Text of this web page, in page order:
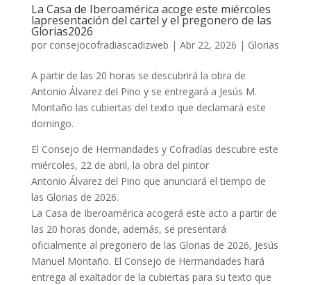
La Casa de Iberoamérica acoge este miércoles
lapresentación del cartel y el pregonero de las
Glorias2026
por consejocofradiascadizweb | Abr 22, 2026 | Glorias
A partir de las 20 horas se descubrirá la obra de
Antonio Álvarez del Pino y se entregará a Jesús M.
Montaño las cubiertas del texto que declamará este
domingo.
El Consejo de Hermandades y Cofradías descubre este
miércoles, 22 de abril, la obra del pintor
Antonio Álvarez del Pino que anunciará el tiempo de
las Glorias de 2026.
La Casa de Iberoamérica acogerá este acto a partir de
las 20 horas donde, además, se presentará
oficialmente al pregonero de las Glorias de 2026, Jesús
Manuel Montaño. El Consejo de Hermandades hará
entrega al exaltador de la cubiertas para su texto que